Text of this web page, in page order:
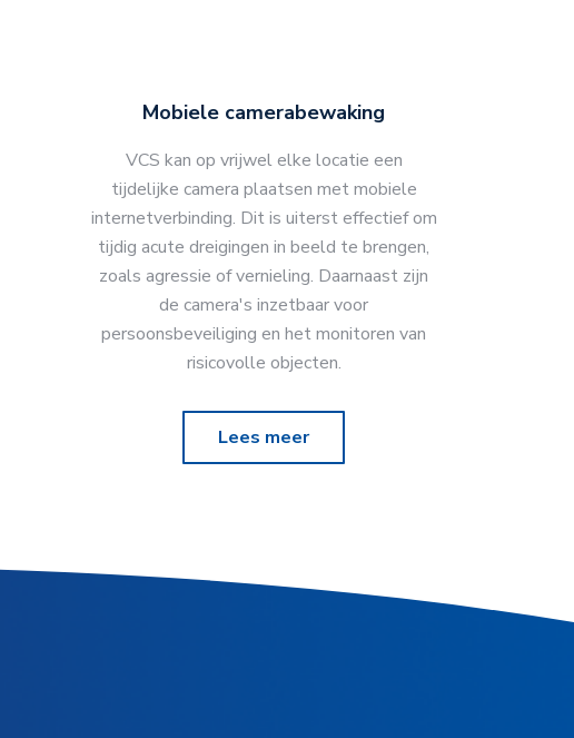
Mobiele camerabewaking
VCS kan op vrijwel elke locatie een
tijdelijke camera plaatsen met mobiele
internetverbinding. Dit is uiterst effectief om
tijdig acute dreigingen in beeld te brengen,
zoals agressie of vernieling. Daarnaast zijn
de camera's inzetbaar voor
persoonsbeveiliging en het monitoren van
risicovolle objecten.
Lees meer